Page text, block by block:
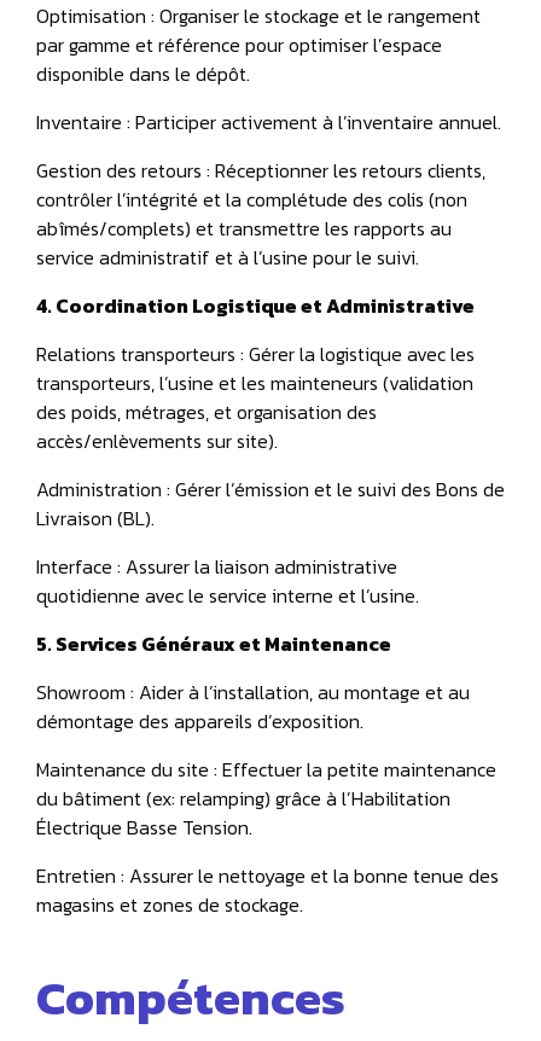
Optimisation : Organiser le stockage et le rangement
par gamme et référence pour optimiser l’espace
disponible dans le dépôt.
Inventaire : Participer activement à l’inventaire annuel.
Gestion des retours : Réceptionner les retours clients,
contrôler l’intégrité et la complétude des colis (non
abîmés/complets) et transmettre les rapports au
service administratif et à l’usine pour le suivi.
4. Coordination Logistique et Administrative
Relations transporteurs : Gérer la logistique avec les
transporteurs, l’usine et les mainteneurs (validation
des poids, métrages, et organisation des
accès/enlèvements sur site).
Administration : Gérer l’émission et le suivi des Bons de
Livraison (BL).
Interface : Assurer la liaison administrative
quotidienne avec le service interne et l’usine.
5. Services Généraux et Maintenance
Showroom : Aider à l’installation, au montage et au
démontage des appareils d’exposition.
Maintenance du site : Effectuer la petite maintenance
du bâtiment (ex: relamping) grâce à l’Habilitation
Électrique Basse Tension.
Entretien : Assurer le nettoyage et la bonne tenue des
magasins et zones de stockage.
Compétences